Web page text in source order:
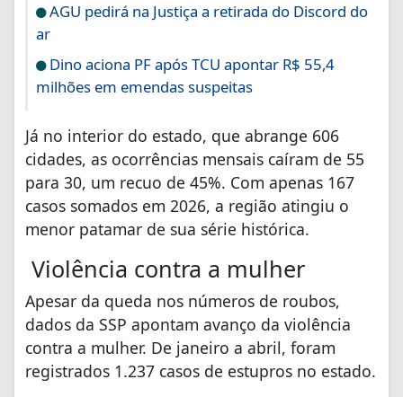
AGU pedirá na Justiça a retirada do Discord do
ar
Dino aciona PF após TCU apontar R$ 55,4
milhões em emendas suspeitas
Já no interior do estado, que abrange 606
cidades, as ocorrências mensais caíram de 55
para 30, um recuo de 45%. Com apenas 167
casos somados em 2026, a região atingiu o
menor patamar de sua série histórica.
Violência contra a mulher
Apesar da queda nos números de roubos,
dados da SSP apontam avanço da violência
contra a mulher. De janeiro a abril, foram
registrados 1.237 casos de estupros no estado.